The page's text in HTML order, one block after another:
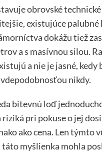
obrovské
existujúce palubné
dokážu tiež
a s masívnou silou.
a nie je jasné, kedy
nikdy.
bitevnú loď
pri pokuse o jej
ako cena. Len týmto
táto myšlienka mohla